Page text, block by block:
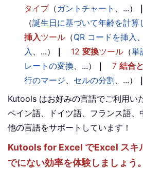
タイプ（ ガントチャート 、...） ｜
（誕生日に基づいて年齢を計算
挿入ツール （QR コードを挿入 、
入 、...） ｜ 12 変換ツール （単
レートの変換、...） ｜ 7 結合
行のマージ、 セルの分割、...） ｜
Kutools はお好みの言語でご利用い
ペイン語、ドイツ語、フランス語
他の言語をサポートしています！
Kutools for Excel でExcel スキ
でにない効率を体験しましょう。